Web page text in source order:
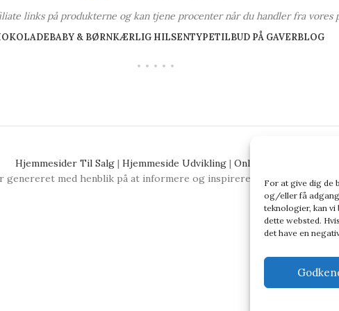
For at give dig de
og/eller få adgang
teknologier, kan
dette websted.
det have en
links på produkterne og kan tjene procenter når du handler fra vores
BABY & BØRNKÆRLIG HILSENTYPETILBUD PÅ GAVERBLOG
Hjemmesider Til Salg | Hjemmeside Udvikling | Online Tilbud
genereret med henblik på at informere og inspirere, men vi